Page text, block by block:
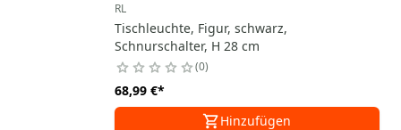
RL
Tischleuchte, Figur, schwarz,
Schnurschalter, H 28 cm
0
68,99 €*
Hinzufügen